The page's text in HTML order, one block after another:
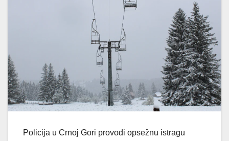
Policija u Crnoj Gori provodi opsežnu istragu